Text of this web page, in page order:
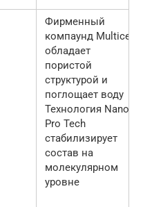
Фирменный
компаунд Multicell
обладает
пористой
структурой и
поглощает воду
Технология Nano
Pro Tech
стабилизирует
состав на
молекулярном
уровне